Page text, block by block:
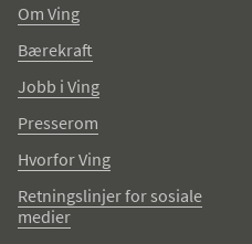
Om Ving
Bærekraft
Jobb i Ving
Presserom
Hvorfor Ving
Retningslinjer for sosiale
medier